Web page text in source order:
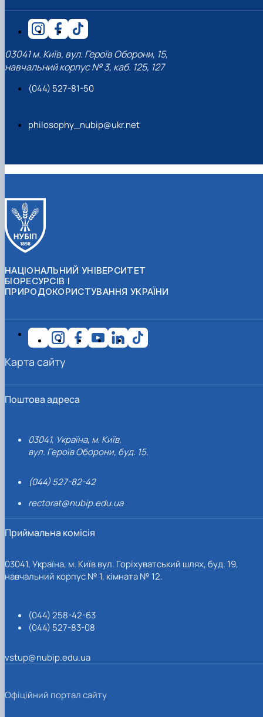
03041 м. Київ, вул. Героїв Оборони, 15,
навчальний корпус № 3, каб. 125, 127
(044) 527-81-50
philosophy_nubip@ukr.net
НАЦІОНАЛЬНИЙ УНІВЕРСИТЕТ
БІОРЕСУРСІВ І
ПРИРОДОКОРИСТУВАННЯ УКРАЇНИ
Поштова адреса
03041, Україна, м. Київ,
вул. Героїв Оборони, буд. 15.
(044) 527-82-42
rectorat@nubip.edu.ua
Приймальна комісія
03041, Україна, м. Київ вул. Горіхуватський шлях, буд. 19,
навчальний корпус № 1, кімната № 12.
(044) 258-42-63
(044) 527-83-08
vstup@nubip.edu.ua
Карта сайту
Офіційний портал сайту